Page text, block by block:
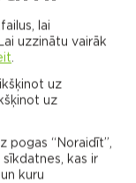
- 15 rudens
lai
uzzinātu vairāk
.
uz
uz
pogas “Noraidīt”,
kas ir
kuru